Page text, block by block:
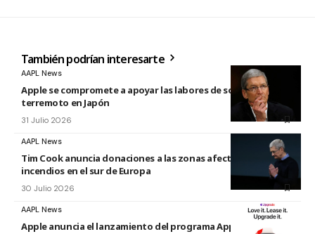
También podrían interesarte
AAPL News
Apple se compromete a apoyar las labores de socorro tras el
terremoto en Japón
31 Julio 2026
AAPL News
Tim Cook anuncia donaciones a las zonas afectadas por los
incendios en el sur de Europa
30 Julio 2026
AAPL News
Apple anuncia el lanzamiento del programa Apple Upgrade